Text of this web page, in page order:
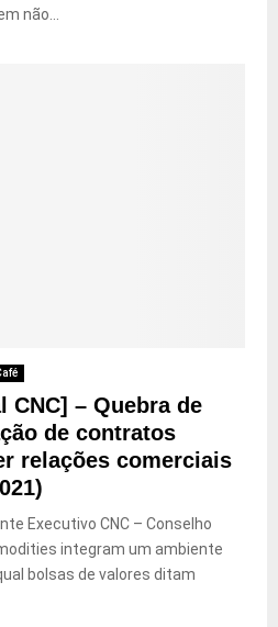
não...
CNC] – Quebra de
de contratos
relações comerciais
Executivo CNC – Conselho
integram um ambiente
bolsas de valores ditam